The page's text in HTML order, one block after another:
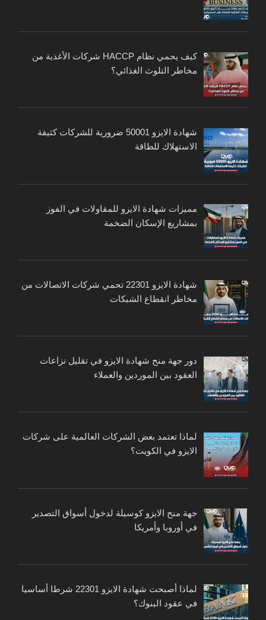
كيف يحمي نظام HACCP شركات الأغذية من
مخاطر التلوث الغذائي؟
شهادة الايزو 50001 ضرورية للشركات كثيفة
الاستهلاك للطاقة
مميزات شهادة الايزو للمقاولات في الفوز
بمشاريع الإسكان الضخمة
شهادة الايزو 22301 تحمي شركات الاتصالات من
مخاطر انقطاع الشبكات
دور جهة منح شهادة الايزو في تقليل نزاعات
العقود بين الموردين والعملاء
لماذا تعتمد بعض الشركات العالمية على شركات
الايزو في الكويت؟
جهة منح الايزو كوسيلة لدخول أسواق التصدير
في أوروبا وأمريكا
لماذا أصبحت شهادة الايزو 22301 شرطا أساسيا
في عقود البنوك؟